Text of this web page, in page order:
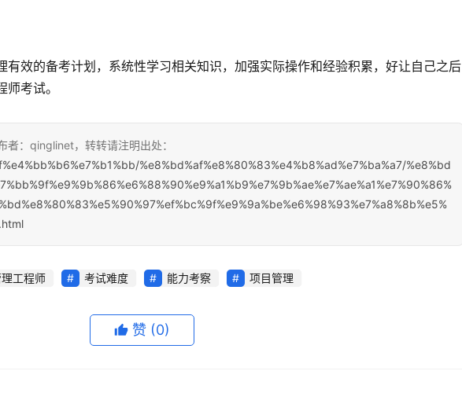
有效的备考计划，系统性学习相关知识，加强实际操作和经验积累，好让自己之后
考试。
者：qinglinet，转转请注明出处：
%e8%bd%af%e8%80%83%e4%b8%ad%e7%ba%a7/%e8%bd
工程师 考试难度 能力考察 项目管理
赞 (0)